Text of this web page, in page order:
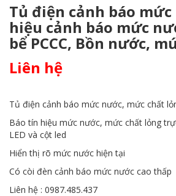
Tủ điện cảnh báo
hiệu cảnh báo mức
bể PCCC, Bồn nước,
Liên hệ
Tủ điện cảnh báo mức nước, mức chất
Báo tín hiệu mức nước, mức chất lỏng
LED và cột led
Hiển thị rõ mức nước hiện tại
Có còi đèn cảnh báo mức nước cao
Liên hệ : 0987.485.437